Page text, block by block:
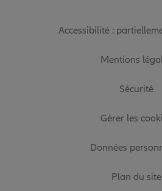
Accessibilité :
Mentions
Sécurité
Gérer les
Données
Plan du site